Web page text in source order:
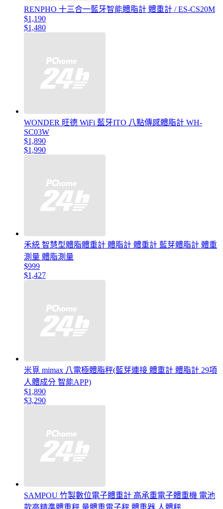
RENPHO 十三合一藍牙智能體脂計 體重計 / ES-CS20M
$1,190
$1,480
WONDER 旺德 WiFi 藍牙ITO 八點傳感體脂計 WH-
SC03W
$1,890
$1,990
禾統 智慧型體脂體重計 體脂計 體重計 藍芽體脂計 體重
測量 體脂測量
$999
$1,427
米覓 mimax 八電極體脂秤(藍芽連接 體重計 體脂計 29項
人體成分 智能APP)
$1,890
$3,290
SAMPOU 竹製數位電子體重計 高承重電子體重機 電池